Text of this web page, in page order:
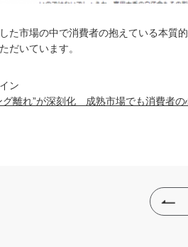
た市場の中で消費者の抱えている本質
だいています。
ン
グ離れ”が深刻化 成熟市場でも消費者